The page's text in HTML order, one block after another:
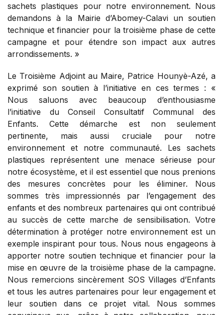
sachets plastiques pour notre environnement. Nous
demandons à la Mairie d’Abomey-Calavi un soutien
technique et financier pour la troisième phase de cette
campagne et pour étendre son impact aux autres
arrondissements. »
Le Troisième Adjoint au Maire, Patrice Hounyè-Azé, a
exprimé son soutien à l’initiative en ces termes : «
Nous saluons avec beaucoup d’enthousiasme
l’initiative du Conseil Consultatif Communal des
Enfants. Cette démarche est non seulement
pertinente, mais aussi cruciale pour notre
environnement et notre communauté. Les sachets
plastiques représentent une menace sérieuse pour
notre écosystème, et il est essentiel que nous prenions
des mesures concrètes pour les éliminer. Nous
sommes très impressionnés par l’engagement des
enfants et des nombreux partenaires qui ont contribué
au succès de cette marche de sensibilisation. Votre
détermination à protéger notre environnement est un
exemple inspirant pour tous. Nous nous engageons à
apporter notre soutien technique et financier pour la
mise en œuvre de la troisième phase de la campagne.
Nous remercions sincèrement SOS Villages d’Enfants
et tous les autres partenaires pour leur engagement et
leur soutien dans ce projet vital. Nous sommes